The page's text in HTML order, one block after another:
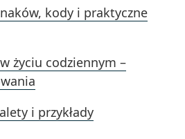
kody i praktyczne
życiu codziennym –
i przykłady